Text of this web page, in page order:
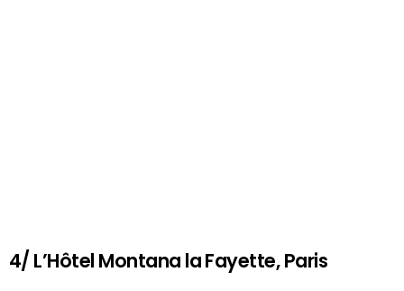
4/ L’Hôtel Montana la Fayette, Paris